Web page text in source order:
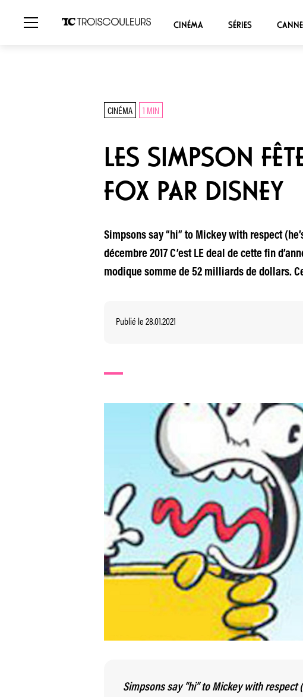
CINÉMA SÉRIES
CINÉMA 1 MIN
LES SIMPSON
FOX PAR DISNEY
Simpsons say “hi” to Mickey with respect
décembre 2017 C’est LE deal de cette fin
modique somme de 52 milliards de dollars.
Publié le 28.01.2021
Simpsons say “hi” to Mickey with respect